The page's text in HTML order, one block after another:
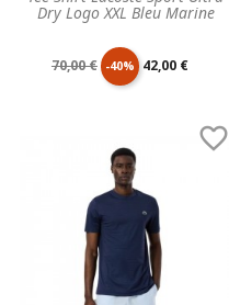
Dry Logo XXL Bleu Marine
Prix
70,00 € -40% Prix
42,00 €
